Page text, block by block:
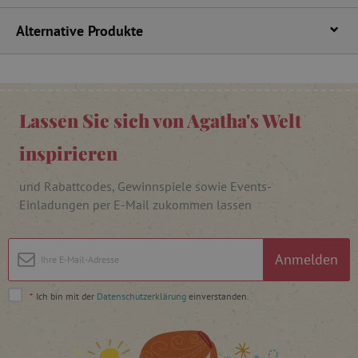
Alternative Produkte
Lassen Sie sich von Agatha's Welt
inspirieren
und Rabattcodes, Gewinnspiele sowie Events-
Einladungen per E-Mail zukommen lassen
Anmelden
* Ich bin mit der Datenschutzerklärung einverstanden.
_lb
product_filter_remember
www.agathaswelt.de
CookieScriptConsent
CookieScript
www.agathaswelt.de